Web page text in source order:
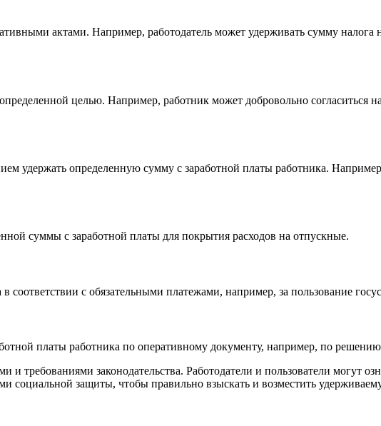
актами. Например, работодатель может удерживать сумму
целью. Например, работник может добровольно согласиться
удержать определенную сумму с заработной платы работника.
суммы с заработной платы для покрытия расходов на отпускные.
с обязательными платежами, например, за пользование
платы работника по оперативному документу, например, по
требованиями законодательства. Работодатели и пользователи могут
социальной защиты, чтобы правильно взыскать и возместить